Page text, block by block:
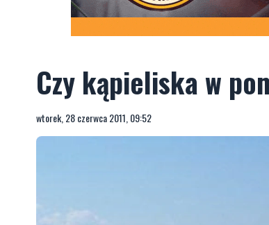
Czy kąpieliska w
wtorek, 28 czerwca 2011, 09:52